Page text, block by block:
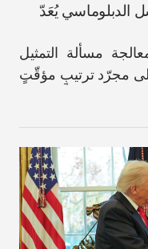
الدبلوماسي يُعَدّ
مسألة التمثيل
مجرّد ترتيبٍ مؤقّتٍ